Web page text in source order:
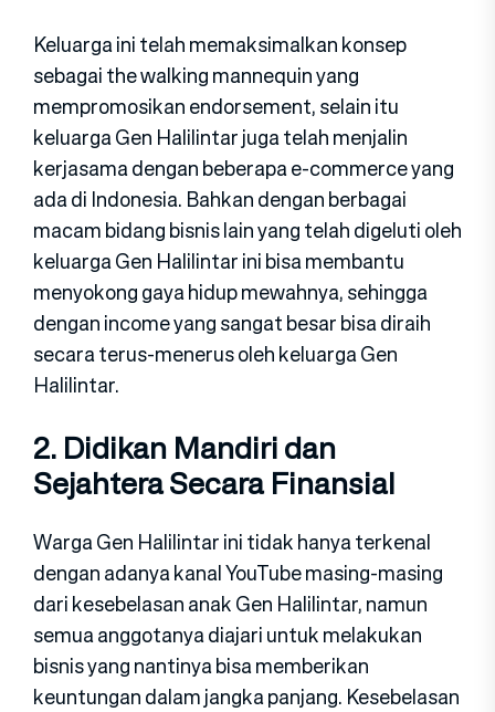
Keluarga ini telah memaksimalkan konsep
sebagai the walking mannequin yang
mempromosikan endorsement, selain itu
keluarga Gen Halilintar juga telah menjalin
kerjasama dengan beberapa e-commerce yang
ada di Indonesia. Bahkan dengan berbagai
macam bidang bisnis lain yang telah digeluti oleh
keluarga Gen Halilintar ini bisa membantu
menyokong gaya hidup mewahnya, sehingga
dengan income yang sangat besar bisa diraih
secara terus-menerus oleh keluarga Gen
Halilintar.
2. Didikan Mandiri dan
Sejahtera Secara Finansial
Warga Gen Halilintar ini tidak hanya terkenal
dengan adanya kanal YouTube masing-masing
dari kesebelasan anak Gen Halilintar, namun
semua anggotanya diajari untuk melakukan
bisnis yang nantinya bisa memberikan
keuntungan dalam jangka panjang. Kesebelasan